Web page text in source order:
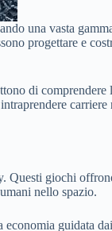
una vasta
progettare e
di comprendere
carriere
Questi giochi
nello spazio.
guidata